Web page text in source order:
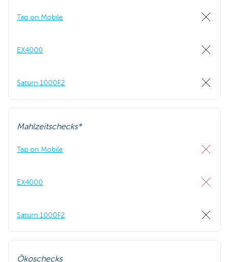
Tap on Mobile
EX4000
Saturn 1000F2
Mahlzeitschecks*
Tap on Mobile
EX4000
Saturn 1000F2
Ökoschecks